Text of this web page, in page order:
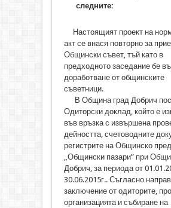
следните:
Настоящият проект на
акт се внася повторно за
Общински съвет, тъй като в
предходното заседание бе
доработване от общинските
съветници.
В Община град Добрич
Одиторски доклад, който е
във връзка с извършена
дейността, счетоводните
регистрите на Общинско
„Общински пазари” при
Добрич, за периода от
30.06.2015г.. Съгласно
заключение от одиторите,
организацията и събиране на